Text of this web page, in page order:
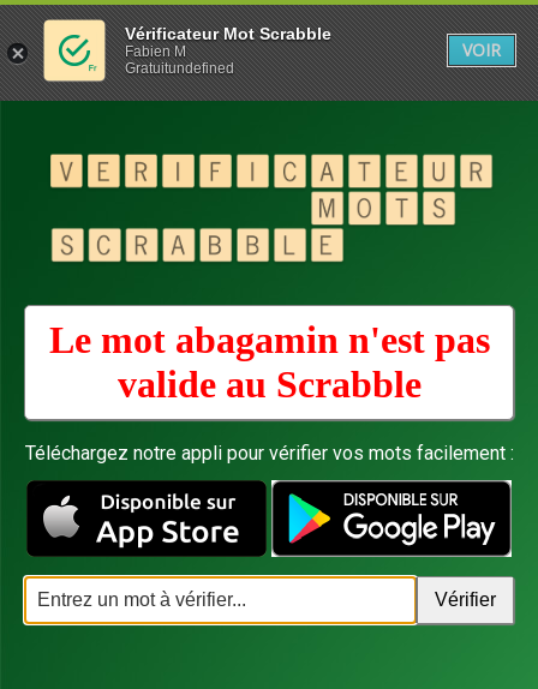
Le mot abagamin n'est pas
valide au Scrabble
Téléchargez notre appli pour vérifier vos mots facilement :
Vérificateur Mot Scrabble
Fabien M
Gratuitundefined
VOIR